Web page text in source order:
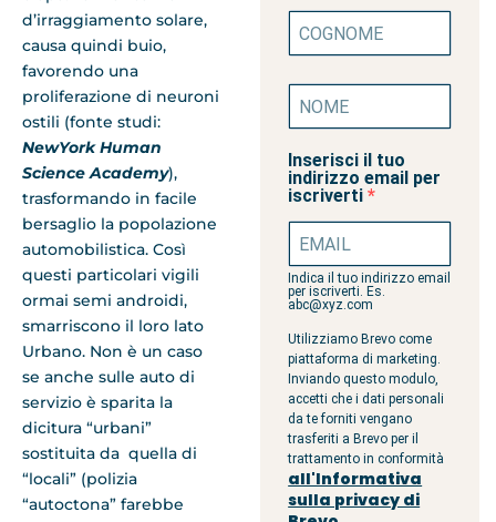
d’irraggiamento solare,
causa quindi buio,
favorendo una
proliferazione di neuroni
ostili (fonte studi:
NewYork Human
Science Academy),
trasformando in facile
bersaglio la popolazione
automobilistica. Così
questi particolari vigili
ormai semi androidi,
smarriscono il loro lato
Urbano. Non è un caso
se anche sulle auto di
servizio è sparita la
dicitura “urbani”
sostituita da quella di
“locali” (polizia
“autoctona” farebbe
Inserisci il tuo
indirizzo email per
iscriverti
Indica il tuo indirizzo email
per iscriverti. Es.
abc@xyz.com
Utilizziamo Brevo come
piattaforma di marketing.
Inviando questo modulo,
accetti che i dati personali
da te forniti vengano
trasferiti a Brevo per il
trattamento in conformità
all'Informativa
sulla privacy di